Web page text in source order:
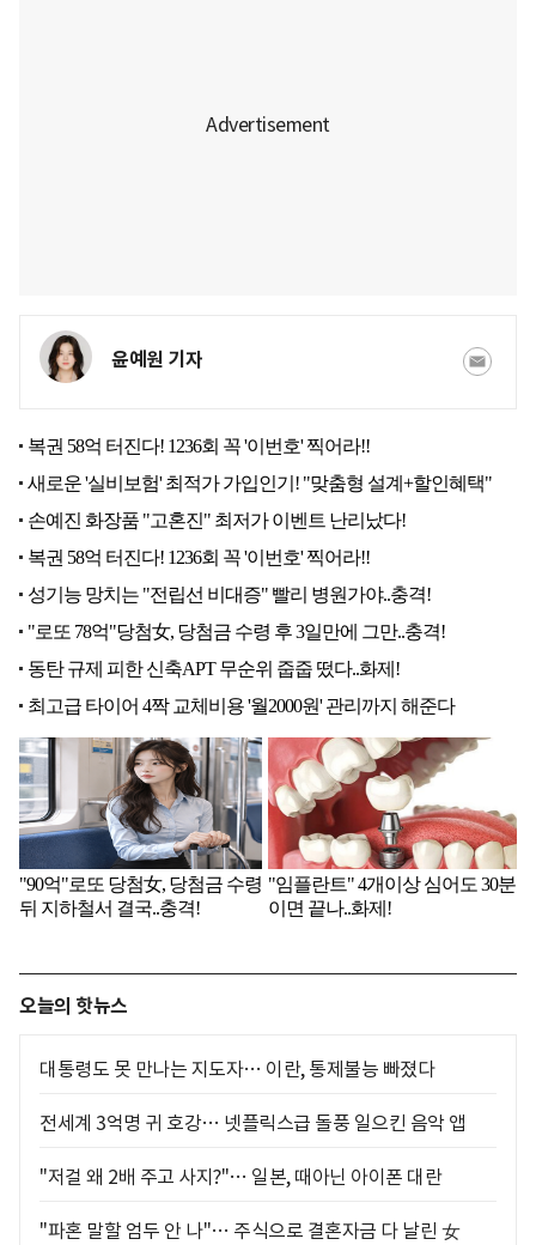
윤예원 기자
오늘의 핫뉴스
대통령도 못 만나는 지도자… 이란, 통제불능 빠졌다
전세계 3억명 귀 호강… 넷플릭스급 돌풍 일으킨 음악 앱
"저걸 왜 2배 주고 사지?"… 일본, 때아닌 아이폰 대란
"파혼 말할 엄두 안 나"… 주식으로 결혼자금 다 날린 女